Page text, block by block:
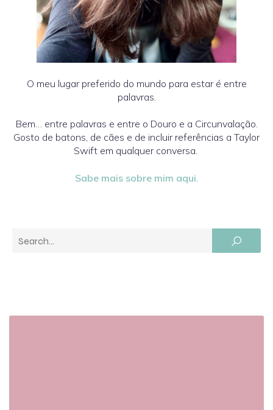
O meu lugar preferido do mundo para estar é entre
palavras.
Bem… entre palavras e entre o Douro e a Circunvalação.
Gosto de batons, de cães e de incluir referências a Taylor
Swift em qualquer conversa.
Sabe mais sobre mim aqui.